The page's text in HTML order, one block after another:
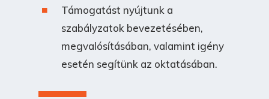
Támogatást nyújtunk a
szabályzatok bevezetésében,
megvalósításában, valamint igény
esetén segítünk az oktatásában.